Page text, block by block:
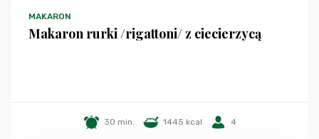
MAKARON
Makaron rurki /rigattoni/ z ciecierzycą
30 min. 1445 kcal 4